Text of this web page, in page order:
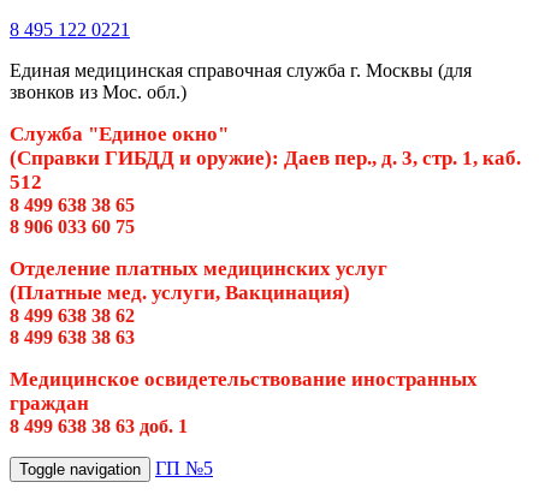
8 495 122 0221
Единая медицинская справочная служба г. Москвы (для
звонков из Мос. обл.)
Служба "Единое окно"
(Справки ГИБДД и оружие): Даев пер., д. 3, стр. 1, каб.
512
8 499 638 38 65
8 906 033 60 75
Отделение платных медицинских услуг
(Платные мед. услуги, Вакцинация)
8 499 638 38 62
8 499 638 38 63
Медицинское освидетельствование иностранных
граждан
8 499 638 38 63 доб. 1
Toggle navigation ГП №5